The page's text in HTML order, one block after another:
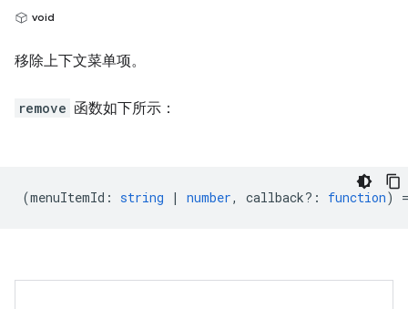
void
移除上下文菜单项。
remove 函数如下所示：
(menuItemId : string | number, callback? : function)